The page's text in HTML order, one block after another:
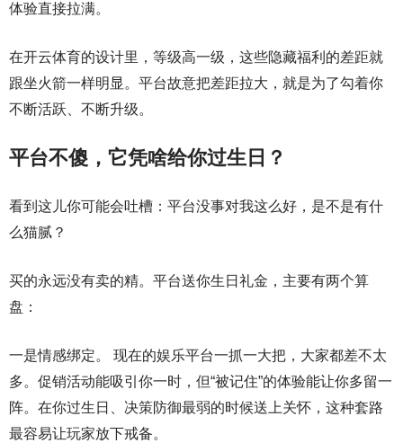
体验直接拉满。
在开云体育的设计里，等级高一级，这些隐藏福利的差距就
跟坐火箭一样明显。平台故意把差距拉大，就是为了勾着你
不断活跃、不断升级。
平台不傻，它凭啥给你过生日？
看到这儿你可能会吐槽：平台没事对我这么好，是不是有什
么猫腻？
买的永远没有卖的精。平台送你生日礼金，主要有两个算
盘：
一是情感绑定。 现在的娱乐平台一抓一大把，大家都差不太
多。促销活动能吸引你一时，但“被记住”的体验能让你多留一
阵。在你过生日、决策防御最弱的时候送上关怀，这种套路
最容易让玩家放下戒备。